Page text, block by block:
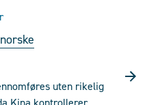
uten rikelig